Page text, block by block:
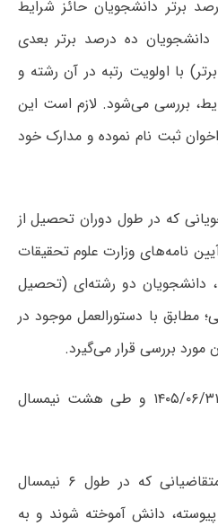
برتر دانشجویان حائز شرایط
ده درصد برتر بعدی
(۳۰ درصد برتر) با اولویت رتبه در آن رشته و
بررسی می‌شود. لازم است این
ثبت نام نموده و مدارک خود
که در طول دوران تحصیل از
نامه‌های وزارت علوم تحقیقات
دانشجویان دو رشته‌ای (تحصیل
مطابق با دستورالعمل موجود در
بررسی قرار می‌گیرد.
۲- متقاضی باید حداکثر تا ۱۴۰۵/۰۶/۳۱ و طی هشت نیمسال
درخواست پذیرش متقاضیانی که در طول ۶ نیمسال
دانش آموخته شوند و به